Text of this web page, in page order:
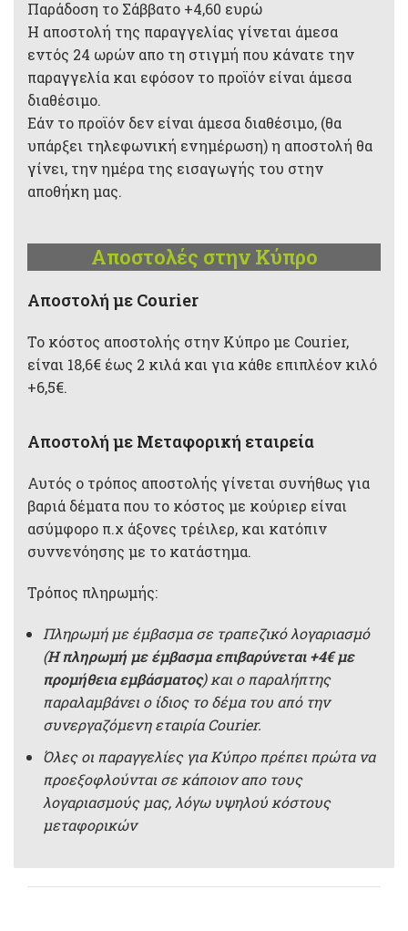
Παράδοση το Σάββατο +4,60 ευρώ
Η αποστολή της παραγγελίας γίνεται άμεσα
εντός 24 ωρών απο τη στιγμή που κάνατε την
παραγγελία και εφόσον το προϊόν είναι άμεσα
διαθέσιμο.
Εάν το προϊόν δεν είναι άμεσα διαθέσιμο, (θα
υπάρξει τηλεφωνική ενημέρωση) η αποστολή θα
γίνει, την ημέρα της εισαγωγής του στην
αποθήκη μας.
Αποστολές στην Κύπρο
Aποστολή με Courier
Το κόστος αποστολής στην Κύπρο με Courier,
είναι 18,6€ έως 2 κιλά και για κάθε επιπλέον κιλό
+6,5€.
Αποστολή με Μεταφορική εταιρεία
Αυτός ο τρόπος αποστολής γίνεται συνήθως για
βαριά δέματα που το κόστος με κούριερ είναι
ασύμφορο π.χ άξονες τρέιλερ, και κατόπιν
συννενόησης με το κατάστημα.
Τρόπος πληρωμής:
Πληρωμή με έμβασμα σε τραπεζικό λογαριασμό
(Η πληρωμή με έμβασμα επιβαρύνεται +4€ με
προμήθεια εμβάσματος) και ο παραλήπτης
παραλαμβάνει ο ίδιος το δέμα του από την
συνεργαζόμενη εταιρία Courier.
Όλες οι παραγγελίες για Κύπρο πρέπει πρώτα να
προεξοφλούνται σε κάποιον απο τους
λογαριασμούς μας, λόγω υψηλού κόστους
μεταφορικών